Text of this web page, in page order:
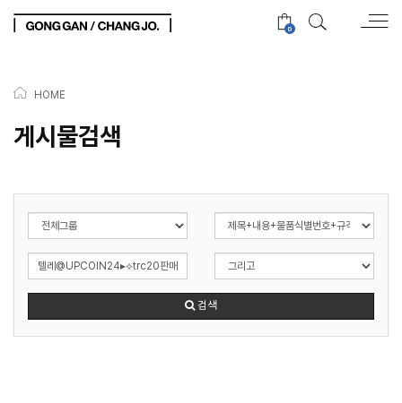
0
HOME
게시물검색
검색